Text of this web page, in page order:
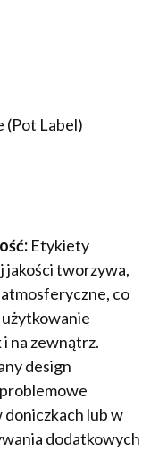
(Pot Label)
Etykiety
jakości tworzywa,
co
na zewnątrz.
design
lub w
dodatkowych